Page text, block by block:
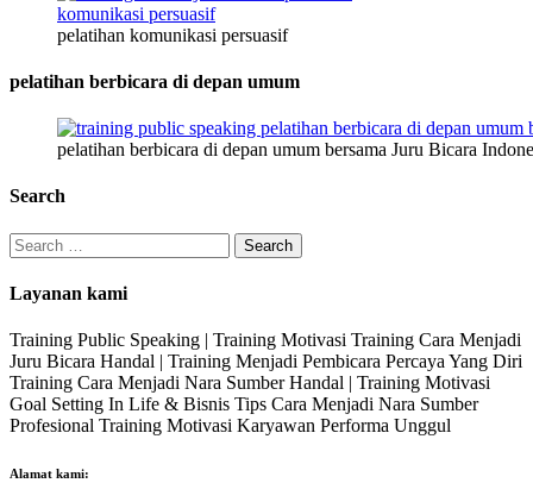
pelatihan komunikasi persuasif
pelatihan berbicara di depan umum
pelatihan berbicara di depan umum bersama Juru Bicara
Search
Search
for:
Layanan kami
Training Public Speaking | Training Motivasi Training Cara Menjadi
Juru Bicara Handal | Training Menjadi Pembicara Percaya Yang Diri
Training Cara Menjadi Nara Sumber Handal | Training Motivasi
Goal Setting In Life & Bisnis Tips Cara Menjadi Nara Sumber
Profesional Training Motivasi Karyawan Performa Unggul
Alamat kami: